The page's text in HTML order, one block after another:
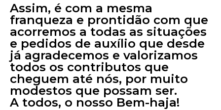
Assim, é com a mesma
franqueza e prontidão com que
acorremos a todas as situações
e pedidos de auxílio que desde
já agradecemos e valorizamos
todos os contributos que
cheguem até nós, por muito
modestos que possam ser.
A todos, o nosso Bem-haja!